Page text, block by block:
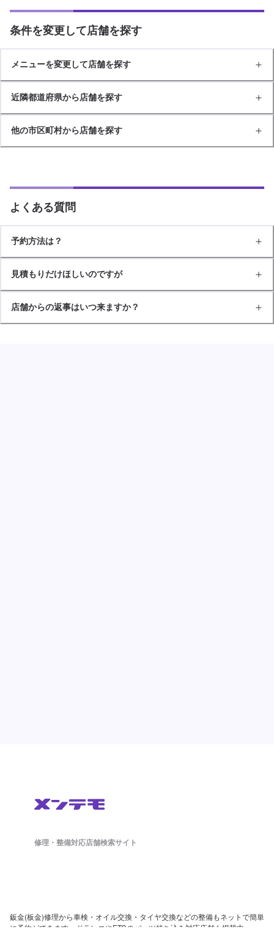
条件を変更して店舗を探す
メニューを変更して店舗を探す
近隣都道府県から店舗を探す
他の市区町村から店舗を探す
よくある質問
予約方法は？
見積もりだけほしいのですが
店舗からの返事はいつ来ますか？
修理・整備対応店舗検索サイト
鈑金(板金)修理から車検・オイル交換・タイヤ交換などの整備もネットで簡単
に予約ができます。ドラレコやETCのパーツ持ち込み対応店舗も掲載中。